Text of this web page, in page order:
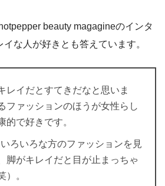
beauty magagineのインタ
な人が好きとも答えています。
レイだとすてきだなと思いま
ファッションのほうが女性らし
的で好きです。
いろいろな方のファッションを見
脚がキレイだと目が止まっちゃ
）。